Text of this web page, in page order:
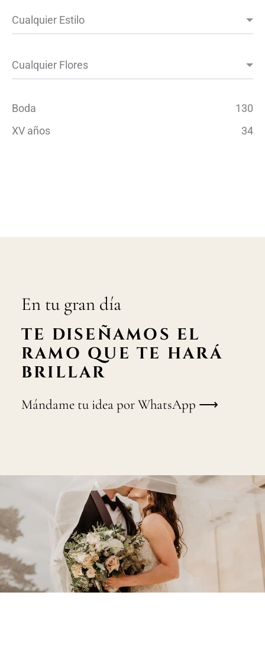
Boda
130
XV años
34
En tu gran día
TE DISEÑAMOS EL
RAMO QUE TE HARÁ
BRILLAR
Mándame tu idea por WhatsApp ⟶